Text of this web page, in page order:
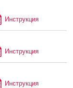
Инструкция
Инструкция
Инструкция